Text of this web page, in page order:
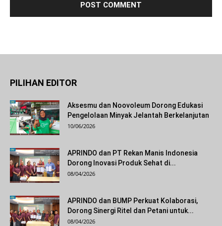
PILIHAN EDITOR
Aksesmu dan Noovoleum Dorong Edukasi
Pengelolaan Minyak Jelantah Berkelanjutan
10/06/2026
APRINDO dan PT Rekan Manis Indonesia
Dorong Inovasi Produk Sehat di...
08/04/2026
APRINDO dan BUMP Perkuat Kolaborasi,
Dorong Sinergi Ritel dan Petani untuk...
08/04/2026